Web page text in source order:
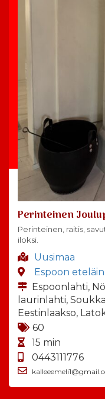
Perinteinen
Perinteinen, raitis,
iloksi.
Uusimaa
Espoon
Espoonlahti,
laurinlahti,
Eestinlaakso,
60
15 min
0443111776